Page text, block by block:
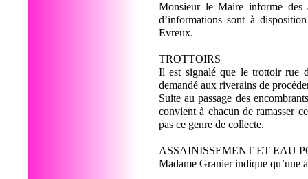
Monsieur le Maire informe des
d’informations sont à
Evreux.
TROTTOIRS
Il est signalé que le trottoir rue
demandé aux riverains de
Suite au passage des
convient à chacun de ramasser
pas ce genre de collecte.
ASSAINISSEMENT ET EAU
Madame Granier indique qu’une